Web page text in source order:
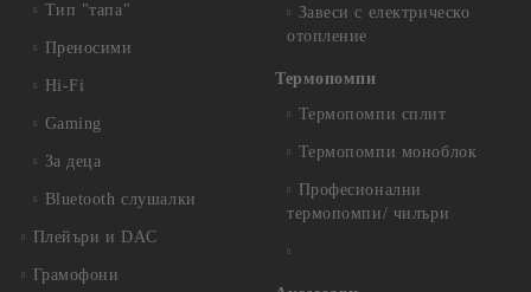
Тип "тапа"
Преносими
Hi-Fi
Gaming
За деца
Bluetooth слушалки
Плейъри и DAC
Грамофони
Завеси с електрическо
отопление
Термопомпи
Термопомпи сплит
Термопомпи моноблок
Професионални
термопомпи/ чилъри